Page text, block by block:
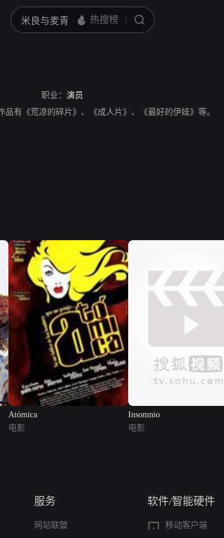
职业： 演员
品有《荒凉的碎片》、《成人片》、《最好的伊娃》等。
Atómica
电影
Insomnio
电影
服务
网站联盟
软件/智能硬件
移动客户端